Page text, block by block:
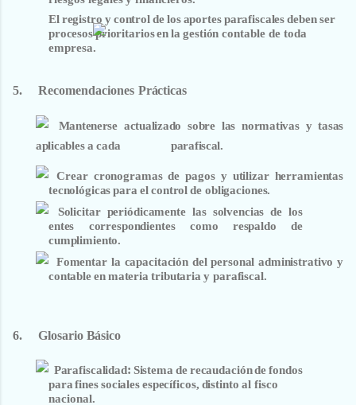
El registro y controlde los aportes parafiscales deben ser
procesosprioritariosen la gestióncontable de toda
empresa.
5. Recomendaciones Prácticas
Mantenerse actualizado sobre las normativas y tasas
aplicables a cada parafiscal.
Crear cronogramas de pagos y utilizar herramientas
tecnológicas para el control de obligaciones.
Solicitar periódicamente las solvencias de los
entes
correspondientes como respaldo
de
cumplimiento.
Fomentar la capacitación del personal administrativo y
contableen materia tributaria y parafiscal.
6. Glosario Básico
Parafiscalidad: Sistema de recaudaciónde fondos
para finessocialesespecíficos, distintoal fisco
nacional.